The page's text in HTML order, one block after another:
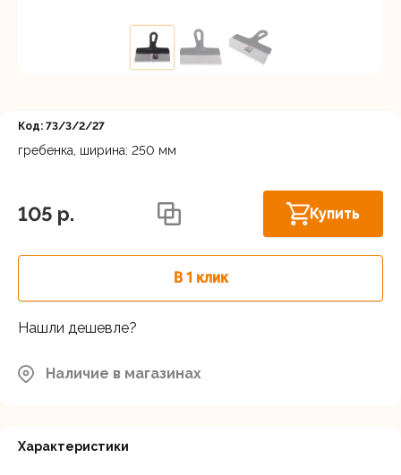
Код: 73/3/2/27
гребенка, ширина: 250 мм
105 p. Купить
В 1 клик
Нашли дешевле?
Наличие в магазинах
Характеристики